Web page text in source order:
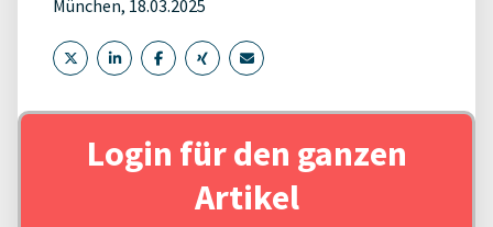
München, 18.03.2025
Login für den ganzen
Artikel